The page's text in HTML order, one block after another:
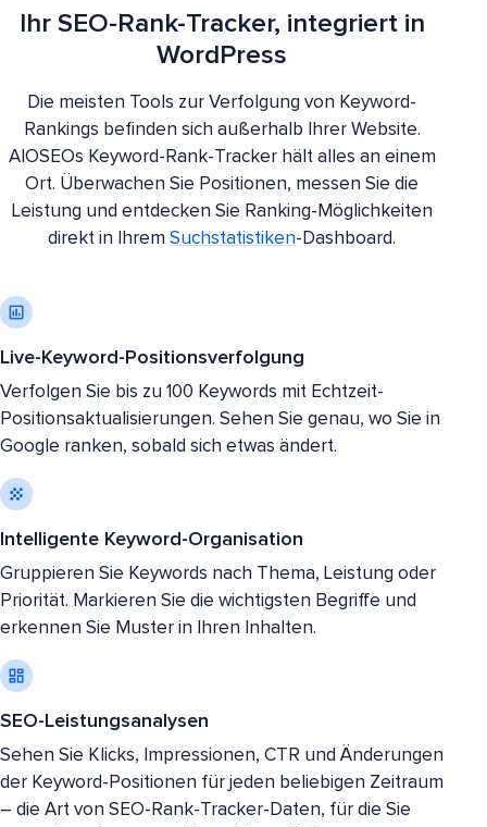
Ihr SEO-Rank-Tracker, integriert in
WordPress
Die meisten Tools zur Verfolgung von Keyword-
Rankings befinden sich außerhalb Ihrer Website.
AIOSEOs Keyword-Rank-Tracker hält alles an einem
Ort. Überwachen Sie Positionen, messen Sie die
Leistung und entdecken Sie Ranking-Möglichkeiten
direkt in Ihrem Suchstatistiken-Dashboard.
Live-Keyword-Positionsverfolgung
Verfolgen Sie bis zu 100 Keywords mit Echtzeit-
Positionsaktualisierungen. Sehen Sie genau, wo Sie in
Google ranken, sobald sich etwas ändert.
Intelligente Keyword-Organisation
Gruppieren Sie Keywords nach Thema, Leistung oder
Priorität. Markieren Sie die wichtigsten Begriffe und
erkennen Sie Muster in Ihren Inhalten.
SEO-Leistungsanalysen
Sehen Sie Klicks, Impressionen, CTR und Änderungen
der Keyword-Positionen für jeden beliebigen Zeitraum
– die Art von SEO-Rank-Tracker-Daten, für die Sie